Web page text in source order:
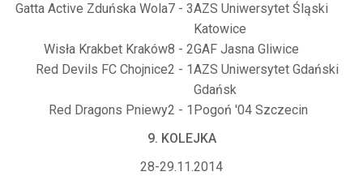
Gatta Active Zduńska Wola7 - 3AZS Uniwersytet Śląski
Katowice
Wisła Krakbet Kraków8 - 2GAF Jasna Gliwice
Red Devils FC Chojnice2 - 1AZS Uniwersytet Gdański
Gdańsk
Red Dragons Pniewy2 - 1 Pogoń '04 Szczecin
9. KOLEJKA
28-29.11.2014